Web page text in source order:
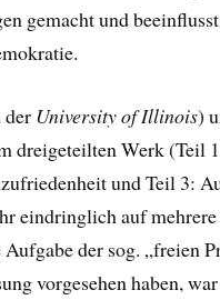
gemacht und
der University of Illinois)
dreigeteilten Werk (Teil
und Teil 3:
eindringlich auf
der sog. „freien
vorgesehen haben,